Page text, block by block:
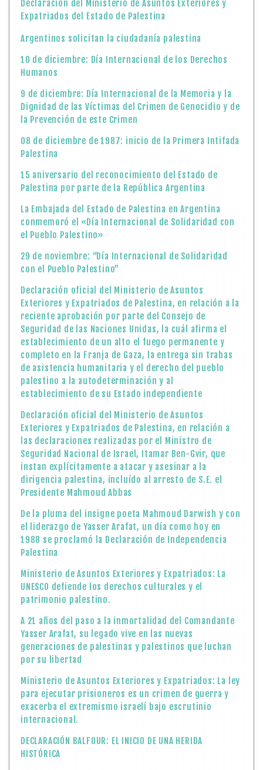
Declaración del Ministerio de Asuntos Exteriores y
Expatriados del Estado de Palestina
Argentinos solicitan la ciudadanía palestina
10 de diciembre: Día Internacional de los Derechos
Humanos
9 de diciembre: Día Internacional de la Memoria y la
Dignidad de las Víctimas del Crimen de Genocidio y de
la Prevención de este Crimen
08 de diciembre de 1987: inicio de la Primera Intifada
Palestina
15 aniversario del reconocimiento del Estado de
Palestina por parte de la República Argentina
La Embajada del Estado de Palestina en Argentina
conmemoró el «Día Internacional de Solidaridad con
el Pueblo Palestino»
29 de noviembre: “Día Internacional de Solidaridad
con el Pueblo Palestino”
Declaración oficial del Ministerio de Asuntos
Exteriores y Expatriados de Palestina, en relación a la
reciente aprobación por parte del Consejo de
Seguridad de las Naciones Unidas, la cuál afirma el
establecimiento de un alto el fuego permanente y
completo en la Franja de Gaza, la entrega sin trabas
de asistencia humanitaria y el derecho del pueblo
palestino a la autodeterminación y al
establecimiento de su Estado independiente
Declaración oficial del Ministerio de Asuntos
Exteriores y Expatriados de Palestina, en relación a
las declaraciones realizadas por el Ministro de
Seguridad Nacional de Israel, Itamar Ben-Gvir, que
instan explícitamente a atacar y asesinar a la
dirigencia palestina, incluído al arresto de S.E. el
Presidente Mahmoud Abbas
De la pluma del insigne poeta Mahmoud Darwish y con
el liderazgo de Yasser Arafat, un día como hoy en
1988 se proclamó la Declaración de Independencia
Palestina
Ministerio de Asuntos Exteriores y Expatriados: La
UNESCO defiende los derechos culturales y el
patrimonio palestino.
A 21 años del paso a la inmortalidad del Comandante
Yasser Arafat, su legado vive en las nuevas
generaciones de palestinas y palestinos que luchan
por su libertad
Ministerio de Asuntos Exteriores y Expatriados: La ley
para ejecutar prisioneros es un crimen de guerra y
exacerba el extremismo israelí bajo escrutinio
internacional.
DECLARACIÓN BALFOUR: EL INICIO DE UNA HERIDA
HISTÓRICA